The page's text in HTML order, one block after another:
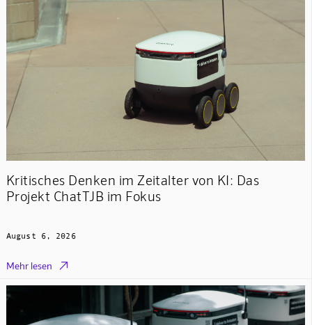
Kritisches Denken im Zeitalter von KI: Das
Projekt ChatTJB im Fokus
August 6, 2026
Mehr lesen 